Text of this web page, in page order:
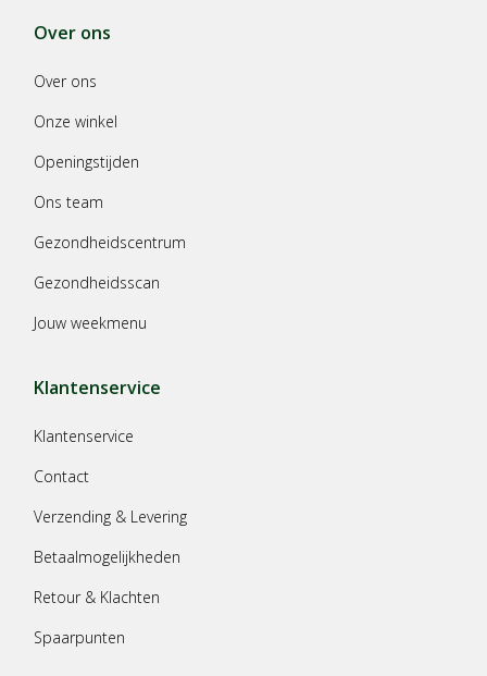
Over ons
Over ons
Onze winkel
Openingstijden
Ons team
Gezondheidscentrum
Gezondheidsscan
Jouw weekmenu
Klantenservice
Klantenservice
Contact
Verzending & Levering
Betaalmogelijkheden
Retour & Klachten
Spaarpunten